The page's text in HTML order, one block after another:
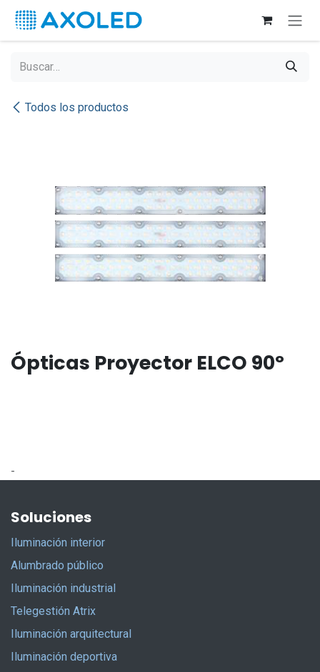
Ir al contenido
Todos los productos
Ópticas Proyector ELCO 90º
-
Soluciones
Iluminación interior
Alumbrado público
Iluminación industrial
Telegestión Atrix
Iluminación arquitectural
Iluminación deportiva